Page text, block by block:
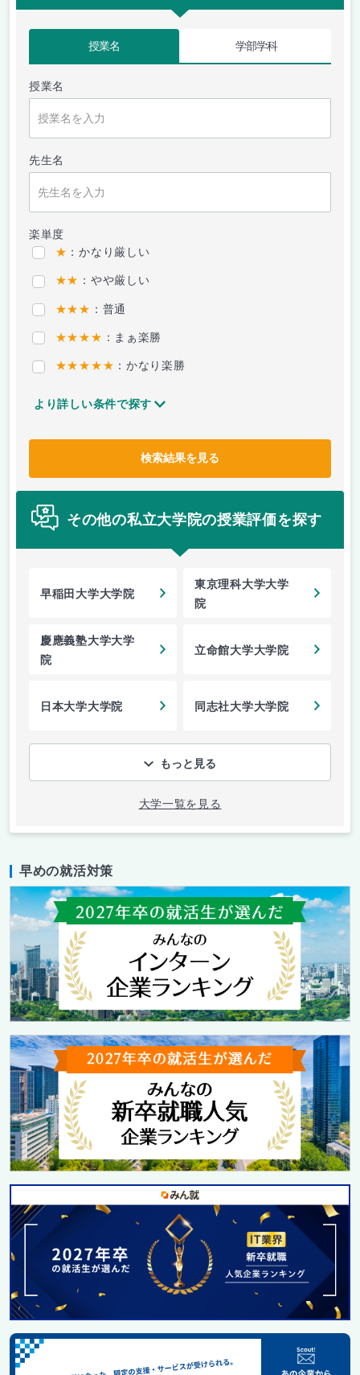
授業名 学部学科
授業名
先生名
楽単度
★ ：かなり厳しい
★★ ：やや厳しい
★★★ ：普通
★★★★ ：まぁ楽勝
★★★★★ ：かなり楽勝
より詳しい条件で探す
検索結果を見る
その他の私立大学院の授業評価を探す
早稲田大学大学院
東京理科大学大学
院
慶應義塾大学大学
院
立命館大学大学院
日本大学大学院 同志社大学大学院
もっと見る
大学一覧を見る
早めの就活対策